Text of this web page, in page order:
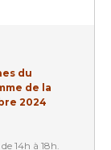
du
de la
2024
14h à 18h.